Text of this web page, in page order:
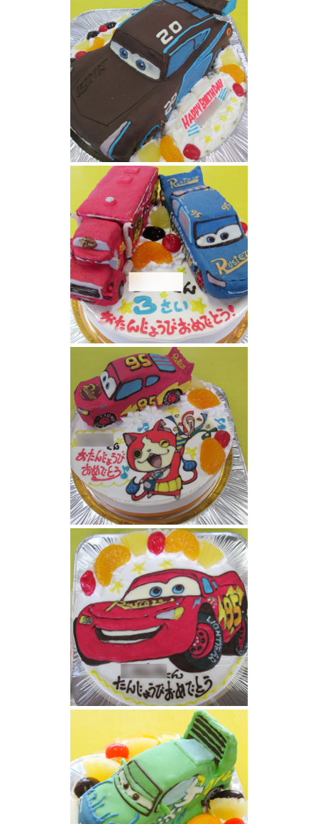
カーズのジャクソンストームケーキ
カーズのマックとライトニングマックイーン
(ファビュラスタイプ)ケーキ
カーズとジバニャンケーキ